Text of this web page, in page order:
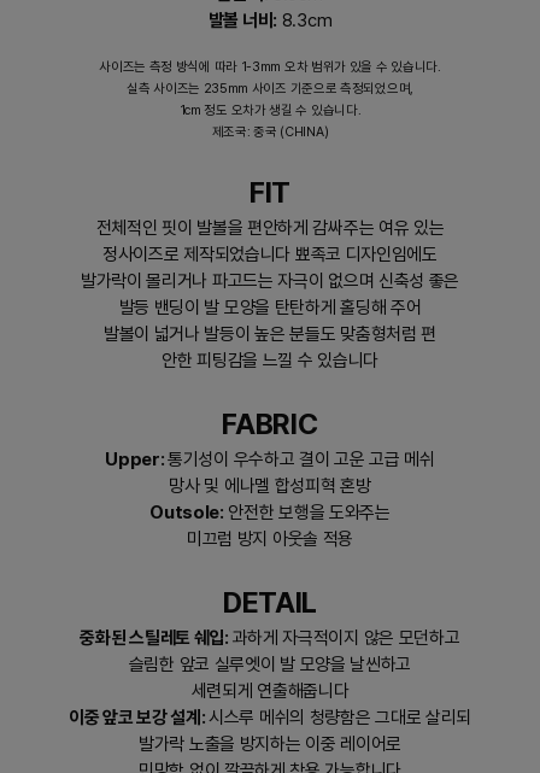
발볼 너비: 8.3cm
사이즈는 측정 방식에 따라 1-3mm 오차 범위가 있을 수 있습니다.
실측 사이즈는 235mm 사이즈 기준으로 측정되었으며,
1cm 정도 오차가 생길 수 있습니다.
제조국: 중국 (CHINA)
FIT
전체적인 핏이 발볼을 편안하게 감싸주는 여유 있는
정사이즈로 제작되었습니다 뾰족코 디자인임에도
발가락이 몰리거나 파고드는 자극이 없으며 신축성 좋은
발등 밴딩이 발 모양을 탄탄하게 홀딩해 주어
발볼이 넓거나 발등이 높은 분들도 맞춤형처럼 편
안한 피팅감을 느낄 수 있습니다
FABRIC
Upper:통기성이 우수하고 결이 고운 고급 메쉬
망사 및 에나멜 합성피혁 혼방
Outsole: 안전한 보행을 도와주는
미끄럼 방지 아웃솔 적용
DETAIL
중화된 스틸레토 쉐입: 과하게 자극적이지 않은 모던하고
슬림한 앞코 실루엣이 발 모양을 날씬하고
세련되게 연출해줍니다
이중 앞코 보강 설계:시스루 메쉬의 청량함은 그대로 살리되
발가락 노출을 방지하는 이중 레이어로